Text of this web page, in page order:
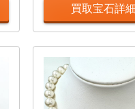
買取宝石詳